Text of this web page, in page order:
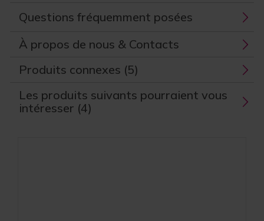
Questions fréquemment posées
À propos de nous & Contacts
Produits connexes (5)
Les produits suivants pourraient vous
intéresser (4)